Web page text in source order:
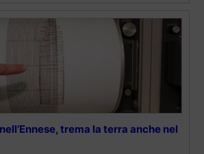
trema la terra anche nel